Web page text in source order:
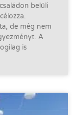
belüli
de még nem
A
is